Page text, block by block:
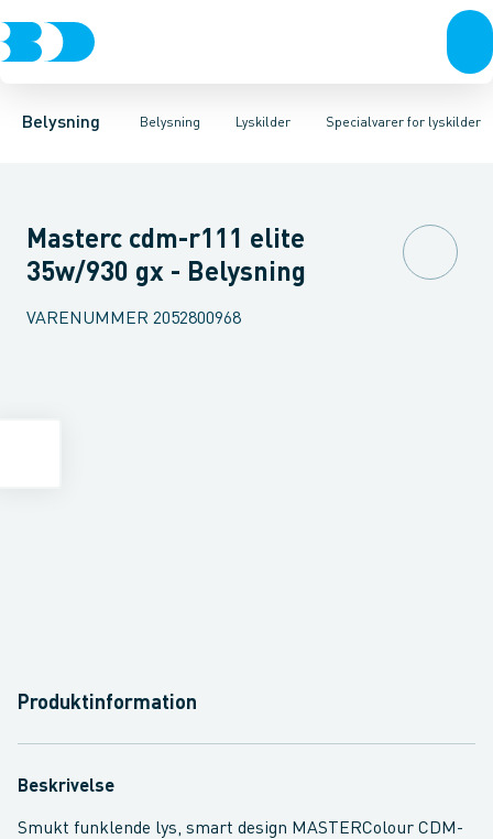
Belysning Belysning
Belysning Lyskilder
LyskilderBelysningsarmaturerLysstyringTilbehør til
Specialvarer for lyskilder
LED Lyskilder LysrørUV-LampeMetalhalogen
Masterc cdm-r111 elite
35w/930 gx - Belysning
VARENUMMER 2052800968
Produktinformation
Beskrivelse
Smukt funklende lys, smart design MASTERColour CDM-